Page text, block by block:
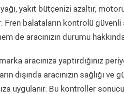
yakıt bütçenizi azaltır,
balataların kontrolü güvenli
de aracınızın durumu
marka aracınıza yaptırdığınız
dışında aracınızın sağlığı
uygulanır. Bu kontroller sonucu